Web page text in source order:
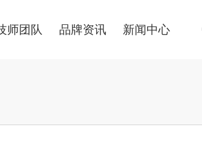
师团队 品牌资讯 新闻中心